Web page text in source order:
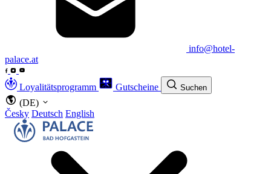
info@hotel-
palace.at
Loyalitätsprogramm Gutscheine Suchen
(DE)
Česky Deutsch English